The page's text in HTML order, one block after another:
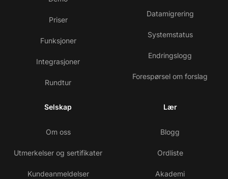
Priser
Funksjoner
Integrasjoner
Rundtur
Datamigrering
Systemstatus
Endringslogg
Forespørsel om forslag
Selskap
Om oss
Utmerkelser og sertifikater
Kundeanmeldelser
Lær
Blogg
Ordliste
Akademi